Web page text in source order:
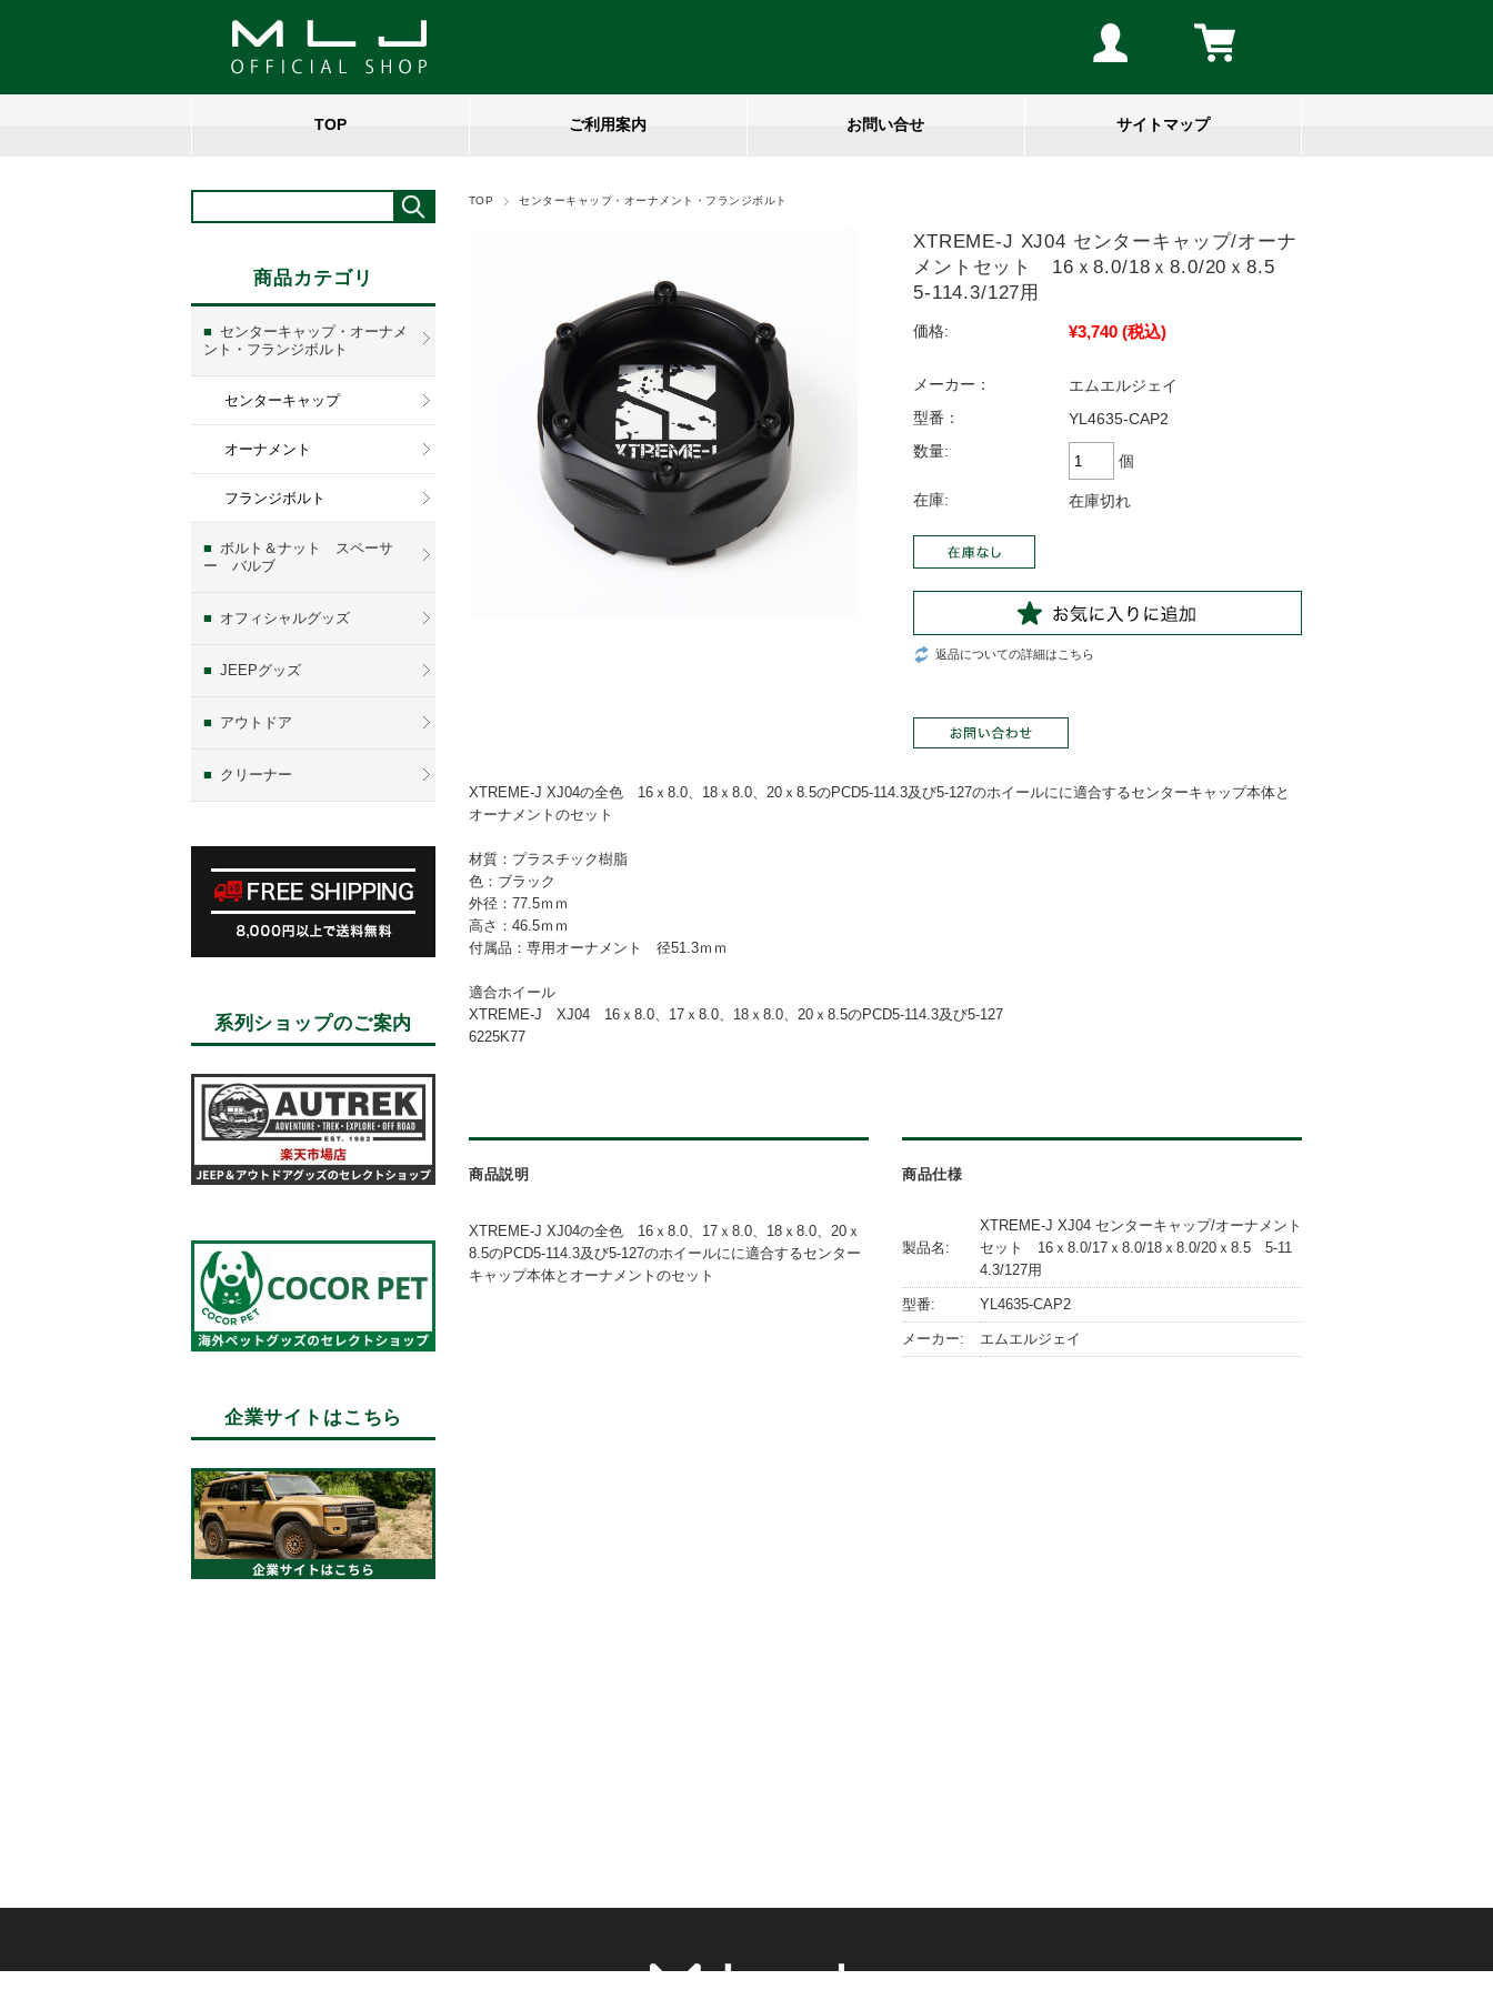
TOP ご利用案内 お問い合せ サイトマップ
TOP センターキャップ・オーナメント・フランジボルト
XTREME-J XJ04 センターキャップ/オーナ
メントセット 16ｘ8.0/18ｘ8.0/20ｘ8.5
5-114.3/127用
価格: ¥3,740 (税込)
メーカー：
エムエルジェイ
型番：
YL4635-CAP2
数量:
個
在庫: 在庫切れ
返品についての詳細はこちら
XTREME-J XJ04の全色 16ｘ8.0、18ｘ8.0、20ｘ8.5のPCD5-114.3及び5-127のホイールにに適合するセンターキャップ本体と
オーナメントのセット
材質：プラスチック樹脂
色：ブラック
外径：77.5ｍｍ
高さ：46.5ｍｍ
付属品：専用オーナメント 径51.3ｍｍ
適合ホイール
XTREME-J XJ04 16ｘ8.0、17ｘ8.0、18ｘ8.0、20ｘ8.5のPCD5-114.3及び5-127
6225K77
商品説明
XTREME-J XJ04の全色 16ｘ8.0、17ｘ8.0、18ｘ8.0、20ｘ
8.5のPCD5-114.3及び5-127のホイールにに適合するセンター
キャップ本体とオーナメントのセット
商品仕様
製品名:
XTREME-J XJ04 センターキャップ/オーナメント
セット 16ｘ8.0/17ｘ8.0/18ｘ8.0/20ｘ8.5 5-11
4.3/127用
型番: YL4635-CAP2
メーカー: エムエルジェイ
商品カテゴリ
センターキャップ・オーナメ
ント・フランジボルト
センターキャップ
オーナメント
フランジボルト
ボルト＆ナット スペーサ
ー バルブ
オフィシャルグッズ
JEEPグッズ
アウトドア
クリーナー
系列ショップのご案内
企業サイトはこちら